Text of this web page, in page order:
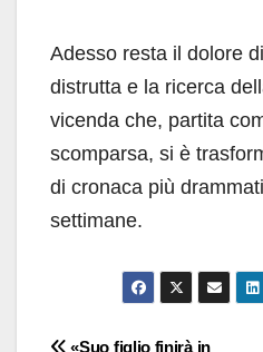
Adesso resta il dolore
distrutta e la ricerca
vicenda che, partita
scomparsa, si è
di cronaca più
settimane.
«Suo figlio finirà in